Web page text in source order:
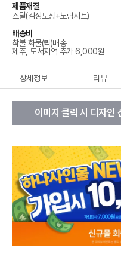
제품재질
스틸(검정도장+노랑시트)
배송비
착불 화물(퀵)배송
제주, 도서지역 추가 6,000원
상세정보 리뷰
이미지 클릭 시 디자인